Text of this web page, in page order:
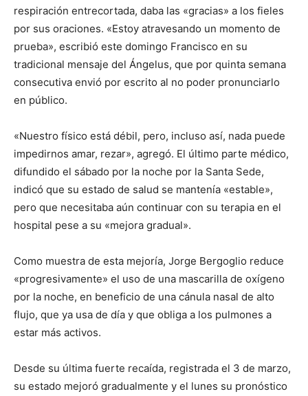
respiración entrecortada, daba las «gracias» a los fieles
por sus oraciones. «Estoy atravesando un momento de
prueba», escribió este domingo Francisco en su
tradicional mensaje del Ángelus, que por quinta semana
consecutiva envió por escrito al no poder pronunciarlo
en público.
«Nuestro físico está débil, pero, incluso así, nada puede
impedirnos amar, rezar», agregó. El último parte médico,
difundido el sábado por la noche por la Santa Sede,
indicó que su estado de salud se mantenía «estable»,
pero que necesitaba aún continuar con su terapia en el
hospital pese a su «mejora gradual».
Como muestra de esta mejoría, Jorge Bergoglio reduce
«progresivamente» el uso de una mascarilla de oxígeno
por la noche, en beneficio de una cánula nasal de alto
flujo, que ya usa de día y que obliga a los pulmones a
estar más activos.
Desde su última fuerte recaída, registrada el 3 de marzo,
su estado mejoró gradualmente y el lunes su pronóstico